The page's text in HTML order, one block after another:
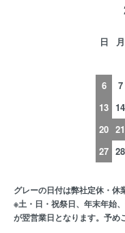
日 月
6
7
13 14
20 21
27 28
グレーの日付は弊社定休・休
※土・日・祝祭日、年末年始
が翌営業日となります。予め